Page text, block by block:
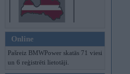
Online
Pašreiz BMWPower skatās 71 viesi
un 6 reģistrēti lietotāji.